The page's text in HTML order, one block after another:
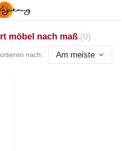
möbel nach maß (0)
nach: